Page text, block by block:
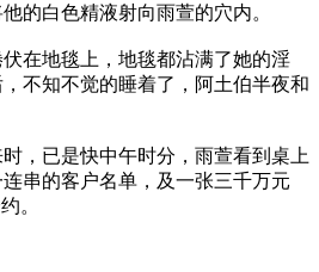
的白色精液射向雨萱的穴内。
地毯上，地毯都沾满了她的淫
不知不觉的睡着了，阿土伯半夜和
已是快中午时分，雨萱看到桌上
串的客户名单，及一张三千万元
。